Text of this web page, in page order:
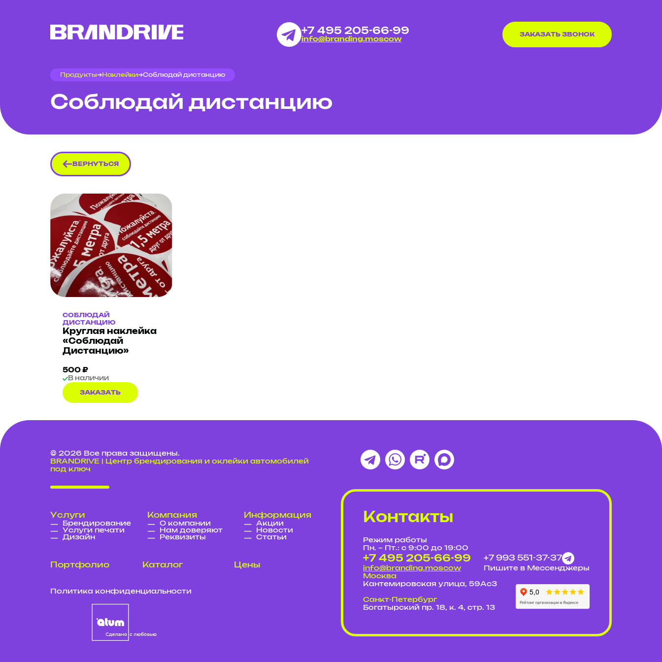
+7 495 205-66-99
info@branding.moscow
ЗАКАЗАТЬ ЗВОНОК
Продукты Наклейки Соблюдай дистанцию
Соблюдай дистанцию
ВЕРНУТЬСЯ
СОБЛЮДАЙ
ДИСТАНЦИЮ
Круглая наклейка
«Соблюдай
Дистанцию»
500 ₽
В наличии
ЗАКАЗАТЬ
© 2026 Все права защищены.
BRANDRIVE | Центр брендирования и оклейки автомобилей
под ключ
Услуги
Брендирование
Услуги печати
Дизайн
Компания
О компании
Нам доверяют
Реквизиты
Информация
Акции
Новости
Статьи
Портфолио Каталог Цены
Политика конфиденциальности
Контакты
Режим работы
Пн. – Пт.: с 9:00 до 19:00
+7 495 205-66-99
info@branding.moscow
+7 993 551-37-37
Пишите в Мессенджеры
Москва
Кантемировская улица, 59Ас3
Cанкт-Петербург
Богатырский пр. 18, к. 4, стр. 13